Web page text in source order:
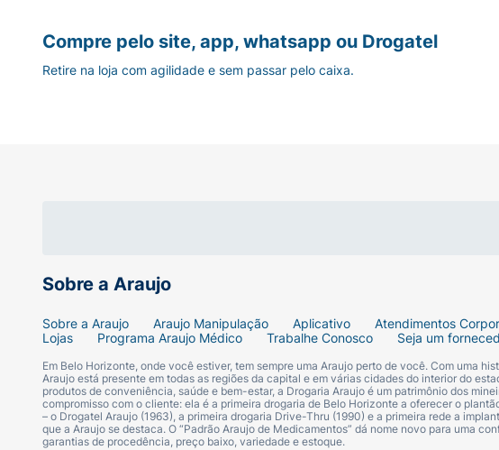
Sobre a Araujo
Sobre a Araujo Araujo Manipulação Aplicativo Atendimentos
Lojas
Programa Araujo Médico Trabalhe Conosco Seja um
Em Belo Horizonte, onde você estiver, tem sempre uma Araujo perto de você. Com uma
Araujo está presente em todas as regiões da capital e em várias cidades do interior do
produtos de conveniência, saúde e bem-estar, a Drogaria Araujo é um patrimônio dos
compromisso com o cliente: ela é a primeira drogaria de Belo Horizonte a oferecer o
– o Drogatel Araujo (1963), a primeira drogaria Drive-Thru (1990) e a primeira rede a
que a Araujo se destaca. O “Padrão Araujo de Medicamentos” dá nome novo para uma
garantias de procedência, preço baixo, variedade e estoque.
Compre pelo site, app, whatsapp ou Drogatel
Retire na loja com agilidade e sem passar pelo caixa.